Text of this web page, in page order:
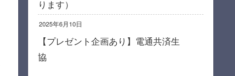
ります）
2025年6月10日
【プレゼント企画あり】電通共済生
協